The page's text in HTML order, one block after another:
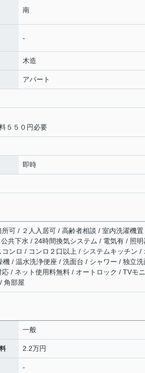
南
-
木造
アパート
５５０円必要
即時
可 / ２人入居可 / 高齢者相談 / 室内洗濯機置
共下水 / 24時間換気システム / 電気有 / 照明
ンロ / コンロ２口以上 / システムキッチン /
/ 温水洗浄便座 / 洗面台 / シャワー / 独立洗
/ ネット使用料無料 / オートロック / TVモ
角部屋
一般
2.2万円
-